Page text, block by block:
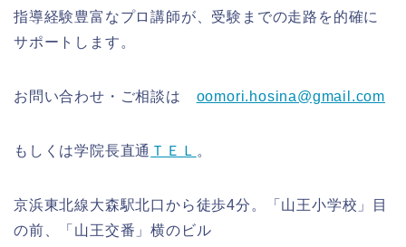
指導経験豊富なプロ講師が、受験までの走路を的確に
サポートします。
お問い合わせ・ご相談は oomori.hosina@gmail.com
もしくは学院長直通 ＴＥＬ 。
京浜東北線大森駅北口から徒歩4分。「山王小学校」目
の前、「山王交番」横のビル